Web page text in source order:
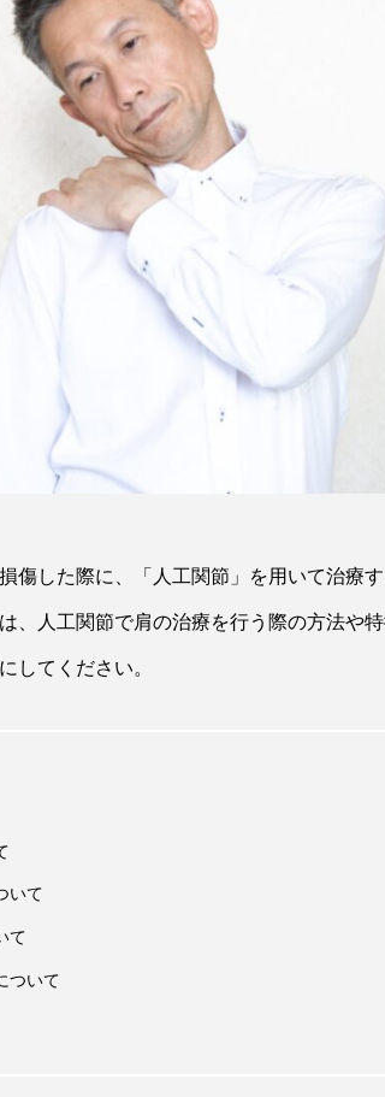
予防方法と治
直し方を紹介
注目の
傷した際に、「人工関節」を用いて治療
、人工関節で肩の治療を行う際の方法や
してください。
いて
て
ついて